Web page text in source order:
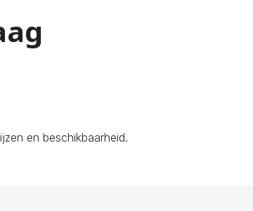
en beschikbaarheid.